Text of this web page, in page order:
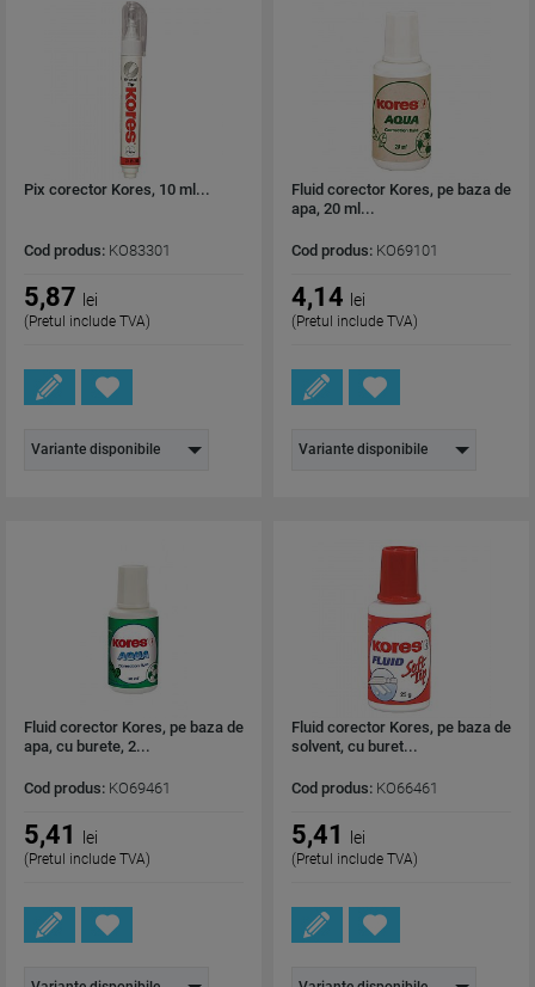
Pix corector Kores, 10 ml...
Cod produs: KO83301
5,87 lei
(Pretul include TVA)
Variante disponibile
Fluid corector Kores, pe baza de
apa, 20 ml...
Cod produs: KO69101
4,14 lei
(Pretul include TVA)
Variante disponibile
Fluid corector Kores, pe baza de
apa, cu burete, 2...
Cod produs: KO69461
5,41 lei
(Pretul include TVA)
Fluid corector Kores, pe baza de
solvent, cu buret...
Cod produs: KO66461
5,41 lei
(Pretul include TVA)